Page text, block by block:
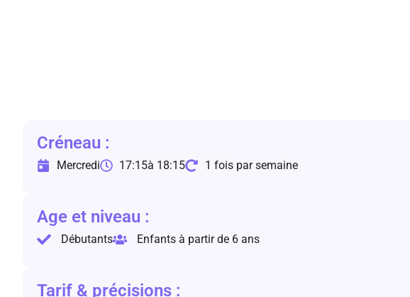
Créneau :
Mercredi 17:15à 18:15 1 fois par semaine
Age et niveau :
Débutants Enfants à partir de 6 ans
Tarif & précisions :